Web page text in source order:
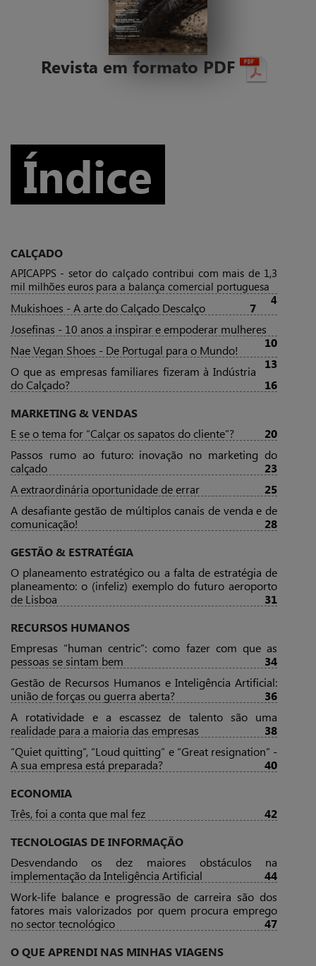
Revista em formato PDF
Índice
CALÇADO
APICAPPS - setor do calçado contribui com mais de 1,3
mil milhões euros para a balança comercial portuguesa
4
Mukishoes - A arte do Calçado Descalço
7
Josefinas - 10 anos a inspirar e empoderar mulheres
10
Nae Vegan Shoes - De Portugal para o Mundo!
13
O que as empresas familiares fizeram à Indústria
do Calçado?
16
MARKETING & VENDAS
E se o tema for “Calçar os sapatos do cliente”?
20
Passos rumo ao futuro: inovação no marketing do
calçado
23
A extraordinária oportunidade de errar
25
A desafiante gestão de múltiplos canais de venda e de
comunicação!
28
GESTÃO & ESTRATÉGIA
O planeamento estratégico ou a falta de estratégia de
planeamento: o (infeliz) exemplo do futuro aeroporto
de Lisboa
31
RECURSOS HUMANOS
Empresas “human centric”: como fazer com que as
pessoas se sintam bem
34
Gestão de Recursos Humanos e Inteligência Artificial:
união de forças ou guerra aberta?
36
A rotatividade e a escassez de talento são uma
realidade para a maioria das empresas
38
“Quiet quitting”, “Loud quitting” e “Great resignation” -
A sua empresa está preparada?
40
ECONOMIA
Três, foi a conta que mal fez
42
TECNOLOGIAS DE INFORMAÇÃO
Desvendando os dez maiores obstáculos na
implementação da Inteligência Artificial
44
Work-life balance e progressão de carreira são dos
fatores mais valorizados por quem procura emprego
no sector tecnológico
47
O QUE APRENDI NAS MINHAS VIAGENS